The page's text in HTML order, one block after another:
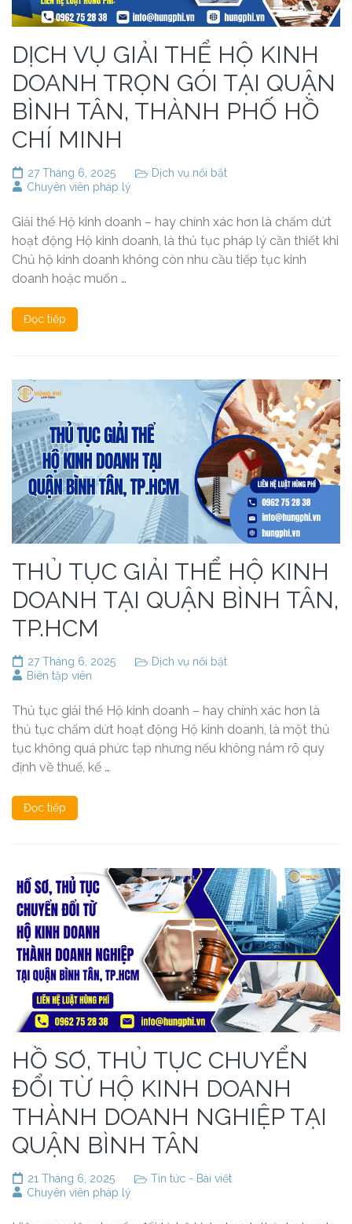
DỊCH VỤ GIẢI THỂ HỘ KINH
DOANH TRỌN GÓI TẠI QUẬN
BÌNH TÂN, THÀNH PHỐ HỒ
CHÍ MINH
27 Tháng 6, 2025
Dịch vụ nổi bật
Chuyên viên pháp lý
Giải thể Hộ kinh doanh – hay chính xác hơn là chấm dứt
hoạt động Hộ kinh doanh, là thủ tục pháp lý cần thiết khi
Chủ hộ kinh doanh không còn nhu cầu tiếp tục kinh
doanh hoặc muốn …
Đọc tiếp
THỦ TỤC GIẢI THỂ HỘ KINH
DOANH TẠI QUẬN BÌNH TÂN,
TP.HCM
27 Tháng 6, 2025
Dịch vụ nổi bật
Biên tập viên
Thủ tục giải thể Hộ kinh doanh – hay chính xác hơn là
thủ tục chấm dứt hoạt động Hộ kinh doanh, là một thủ
tục không quá phức tạp nhưng nếu không nắm rõ quy
định về thuế, kế …
Đọc tiếp
HỒ SƠ, THỦ TỤC CHUYỂN
ĐỔI TỪ HỘ KINH DOANH
THÀNH DOANH NGHIỆP TẠI
QUẬN BÌNH TÂN
21 Tháng 6, 2025
Tin tức - Bài viết
Chuyên viên pháp lý